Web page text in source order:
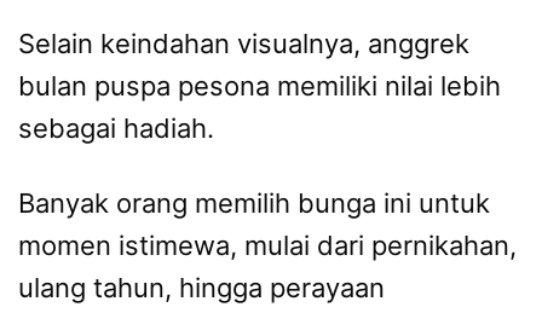
Selain keindahan visualnya, anggrek
bulan puspa pesona memiliki nilai lebih
sebagai hadiah.
Banyak orang memilih bunga ini untuk
momen istimewa, mulai dari pernikahan,
ulang tahun, hingga perayaan